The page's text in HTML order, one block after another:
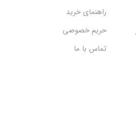
راهنمای خرید
حریم خصوصی
تماس با ما